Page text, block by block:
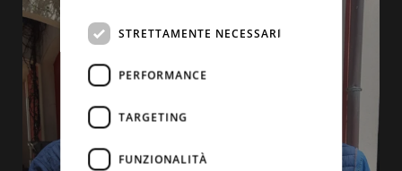
STRETTAMENTE NECESSARI
PERFORMANCE
TARGETING
FUNZIONALITÀ